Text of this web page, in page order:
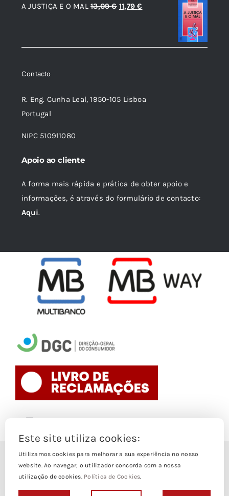
17,80 €.
A JUSTIÇA E O MAL 13,09€ O
era:
11,79€
é:
Contacto
R. Eng. Cunha Leal, 1950-105 Lisboa
Portugal
NIPC 510911080
Apoio ao cliente
A forma mais rápida e prática de obter apoio e
informações, é através do formulário de contacto:
Aqui.
Navigation
Termos e Condições
© Copyright 1988- 2026
Loja Edições Piaget byPiaget Ensino Superior
direitos Reservados | Powered by
Este site utiliza cookies:
Utilizamos cookies para melhorar a sua experiência no nosso
website. Ao navegar, o utilizador concorda com a nossa
utilização de cookies. Política de Cookies.